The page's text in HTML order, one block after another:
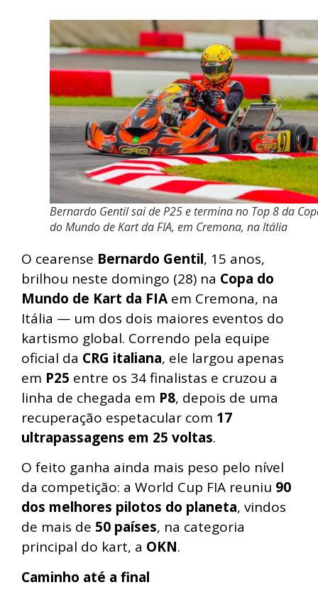
Bernardo Gentil sai de P25 e termina no Top 8 da
do Mundo de Kart da FIA, em Cremona, na Itália
O cearense Bernardo Gentil, 15 anos,
brilhou neste domingo (28) na Copa do
Mundo de Kart da FIA em Cremona, na
Itália — um dos dois maiores eventos do
kartismo global. Correndo pela equipe
oficial da CRG italiana, ele largou apenas
em P25 entre os 34 finalistas e cruzou a
linha de chegada em P8, depois de uma
recuperação espetacular com 17
ultrapassagens em 25 voltas.
O feito ganha ainda mais peso pelo nível
da competição: a World Cup FIA reuniu 90
dos melhores pilotos do planeta, vindos
de mais de 50 países, na categoria
principal do kart, a OKN.
Caminho até a final